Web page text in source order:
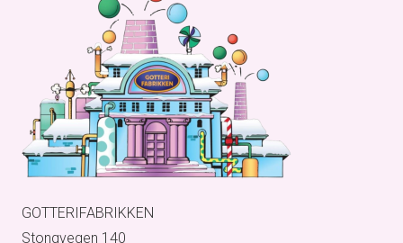
GOTTERIFABRIKKEN
Stongvegen 140